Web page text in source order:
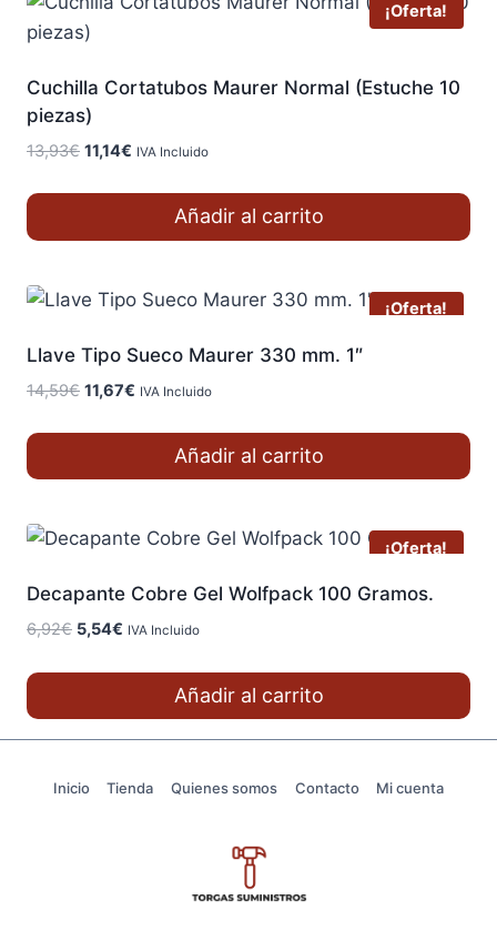
¡Oferta!
Cuchilla Cortatubos Maurer Normal (Estuche 10
piezas)
13,93€ El
11,14€ El
IVA Incluido
Añadir al carrito
¡Oferta!
Llave Tipo Sueco Maurer 330 mm. 1″
14,59€ El
11,67€ El
IVA Incluido
Añadir al carrito
¡Oferta!
Decapante Cobre Gel Wolfpack 100 Gramos.
6,92€ El
5,54€ El
IVA Incluido
Añadir al carrito
Inicio Tienda Quienes somos Contacto Mi cuenta